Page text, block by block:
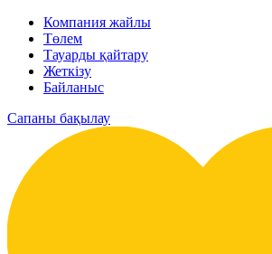
Компания жайлы
Төлем
Тауарды қайтару
Жеткізу
Байланыс
Сапаны бақылау